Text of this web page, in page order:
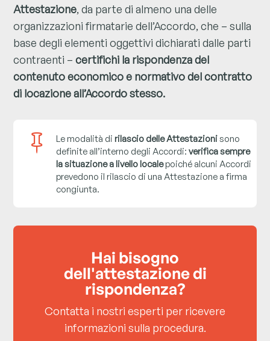
Attestazione, da parte di almeno una delle
organizzazioni firmatarie dell’Accordo, che – sulla
base degli elementi oggettivi dichiarati dalle parti
contraenti –certifichi la rispondenza del
contenuto economico e normativo del contratto
di locazione all’Accordo stesso.
 Le modalità dirilascio delle Attestazionisono
definite all’interno degli Accordi:verifica sempre
la situazione a livello localepoiché alcuni Accordi
prevedono il rilascio di una Attestazione a firma
congiunta.
Hai bisogno
dell'attestazione di
rispondenza?
Contatta i nostri esperti per ricevere
informazioni sulla procedura.